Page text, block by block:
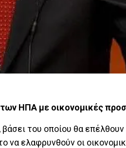
ΗΠΑ με οικονομικές
του οποίου θα
να ελαφρυνθούν οι